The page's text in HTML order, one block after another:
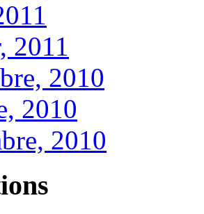
2011
2010
2010
2010